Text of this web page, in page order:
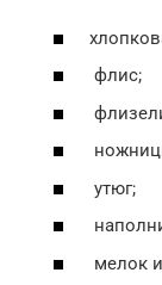
флис;
утюг;
мелок